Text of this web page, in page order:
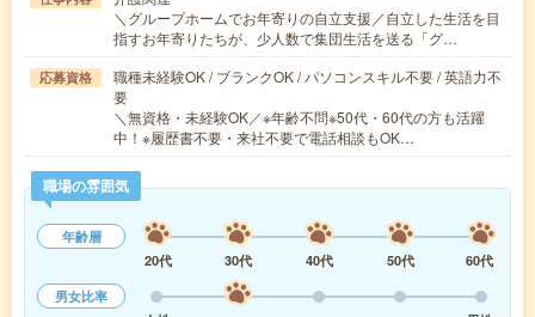
＼グループホームでお年寄りの自立支援／自立した生活を目
指すお年寄りたちが、少人数で集団生活を送る「グ…
応募資格
職種未経験OK / ブランクOK / パソコンスキル不要 / 英語力不
要
＼無資格・未経験OK／※年齢不問※50代・60代の方も活躍
中！※履歴書不要・来社不要で電話相談もOK…
職場の雰囲気
年齢層
20代
30代 40代 50代
60代
男女比率